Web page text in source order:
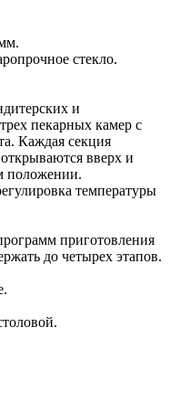
стекло.
и
пекарных камер с
Каждая секция
вверх и
положении.
температуры
приготовления
до четырех этапов.